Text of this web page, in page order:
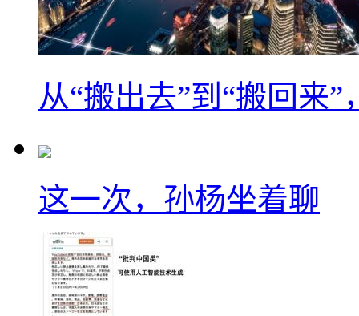
从“搬出去”到“搬回来
这一次，孙杨坐着聊